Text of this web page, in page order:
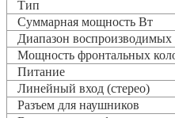
Тип
Суммарная мощность Вт
Диапазон воспроизводимых
Мощность фронтальных
Питание
Линейный вход (стерео)
Разъем для наушников